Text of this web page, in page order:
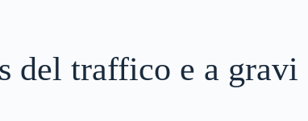
del traffico e a gravi